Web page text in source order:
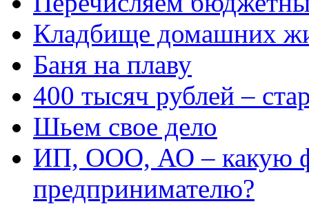
Кладбище домашних
Баня на плаву
400 тысяч рублей –
Шьем свое дело
ИП, ООО, АО – какую
предпринимателю?